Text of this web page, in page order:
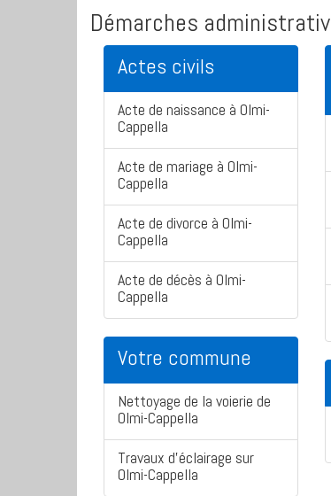
Démarches
Actes civils
Acte de naissance à Olmi-
Cappella
Acte de mariage à Olmi-
Cappella
Acte de divorce à Olmi-
Cappella
Acte de décès à Olmi-
Cappella
Votre commune
Nettoyage de la voierie de
Olmi-Cappella
Travaux d'éclairage sur
Olmi-Cappella